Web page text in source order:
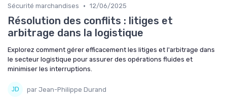
Sécurité marchandises • 12/06/2025
Résolution des conflits : litiges et
arbitrage dans la logistique
Explorez comment gérer efficacement les litiges et l'arbitrage dans
le secteur logistique pour assurer des opérations fluides et
minimiser les interruptions.
par Jean-Philippe Durand